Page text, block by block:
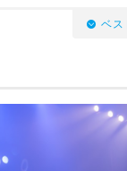
ベス